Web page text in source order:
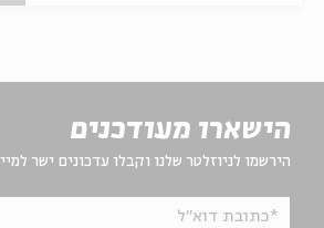
הישארו מעודכנים
הירשמו לניוזלטר שלנו וקבלו עדכונים ישר
*כתובת דוא"ל